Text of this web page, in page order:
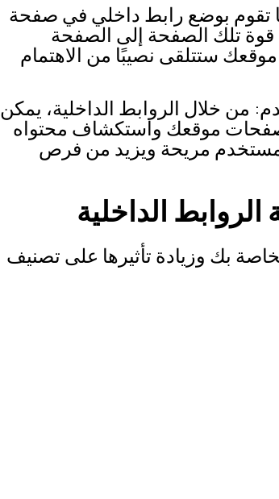
تقوم بوضع رابط داخلي في صفحة
تلك الصفحة إلى الصفحة
ستتلقى نصيبًا من الاهتمام
من خلال الروابط الداخلية، يمكن
صفحات موقعك واستكشاف محتواه
مريحة ويزيد من فرص
بك وزيادة تأثيرها على تصنيف